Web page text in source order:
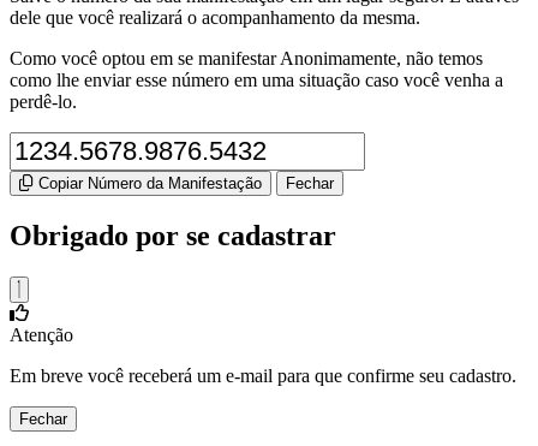
dele que você realizará o acompanhamento da mesma.
Como você optou em se manifestar Anonimamente, não temos
como lhe enviar esse número em uma situação caso você venha a
perdê-lo.
Copiar Número da Manifestação Fechar
Obrigado por se cadastrar
Atenção
Em breve você receberá um e-mail para que confirme seu cadastro.
Fechar